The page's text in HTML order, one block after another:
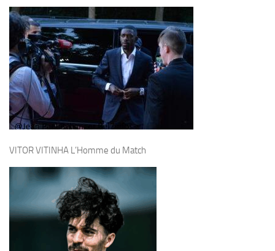
VITOR VITINHA L’Homme du Match